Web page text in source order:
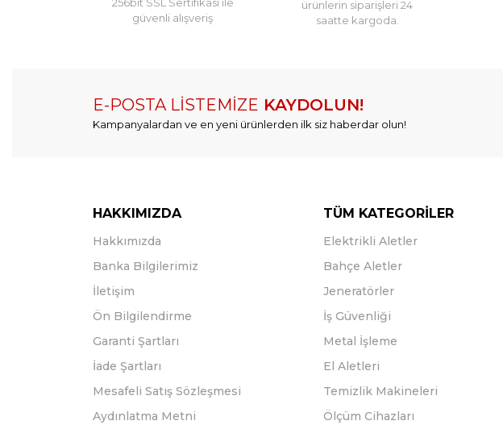
güvenli alışveriş
ürünlerin siparişleri 24
saatte kargoda.
E-POSTA LİSTEMİZE KAYDOLUN!
Kampanyalardan ve en yeni ürünlerden ilk siz haberdar olun!
HAKKIMIZDA
Hakkımızda
Banka Bilgilerimiz
İletişim
Ön Bilgilendirme
Garanti Şartları
İade Şartları
Mesafeli Satış Sözleşmesi
Aydınlatma Metni
TÜM KATEGORİLER
Elektrikli Aletler
Bahçe Aletler
Jeneratörler
İş Güvenliği
Metal İşleme
El Aletleri
Temizlik Makineleri
Ölçüm Cihazları